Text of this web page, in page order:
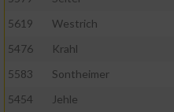
5619
Westrich
5476
Krahl
5583
Sontheimer
5454
Jehle